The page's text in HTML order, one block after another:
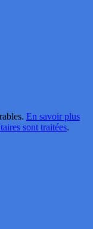
En savoir plus
sont traitées.